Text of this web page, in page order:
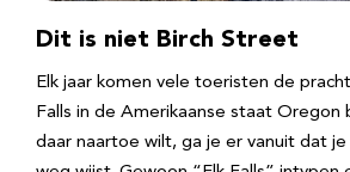
Dit is niet Birch Street
Elk jaar komen vele toeristen de
Falls in de Amerikaanse staat Oregon
daar naartoe wilt, ga je er vanuit dat je